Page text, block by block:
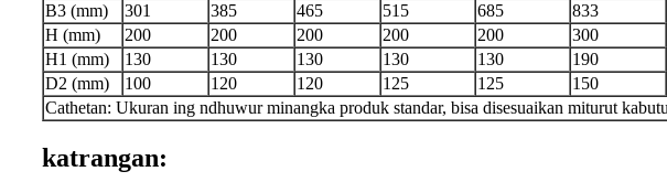
B3 (mm)
301 385 465 515 685 833
H (mm)
200 200 200 200 200 300
H1 (mm)
130 130 130 130 130 190
D2 (mm)
100 120 120 125 125 150
Cathetan: Ukuran ing ndhuwur minangka produk standar, bisa disesuaikan miturut
katrangan: